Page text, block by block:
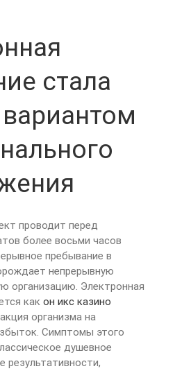
стала
проводит перед
более восьми часов
пребывание в
непрерывную
организацию. Электронная
как он икс казино
организма на
Симптомы этого
душевное
результативности,